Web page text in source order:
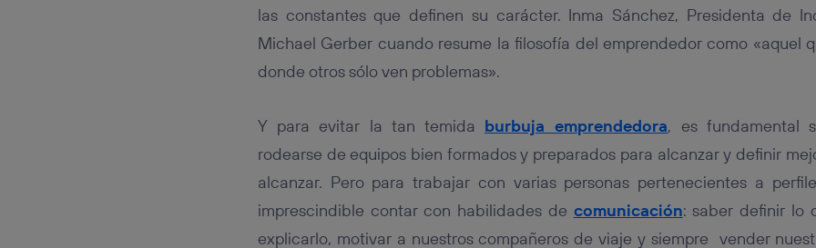
las constantes que definen su carácter. Inma Sánchez, Presidenta de
Michael Gerber cuando resume la filosofía del emprendedor como «aquel
donde otros sólo ven problemas».
Y para evitar la tan temida burbuja emprendedora, es fundamental
rodearse de equipos bien formados y preparados para alcanzar y definir
alcanzar. Pero para trabajar con varias personas pertenecientes a
imprescindible contar con habilidades de comunicación: saber definir lo
explicarlo, motivar a nuestros compañeros de viaje y siempre vender